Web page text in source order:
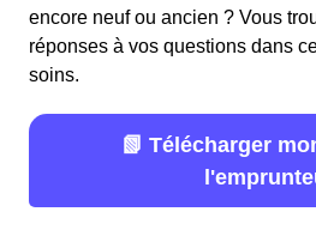
encore neuf ou ancien ? Vous
réponses à vos questions dans
soins.
📗 Télécharger